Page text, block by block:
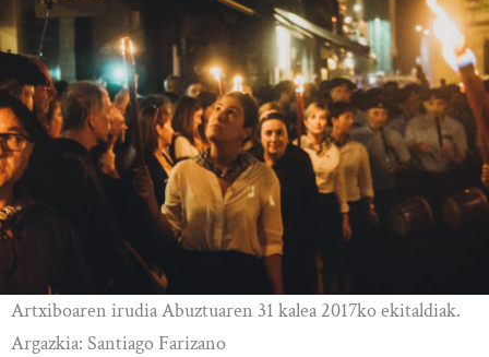
Artxiboaren irudia Abuztuaren 31 kalea 2017ko ekitaldiak.
Argazkia: Santiago Farizano